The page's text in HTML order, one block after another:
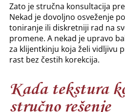
Zato je stručna konsultacija
Nekad je dovoljno osveženje
toniranje ili diskretniji rad na
promene. A nekad je upravo
za klijentkinju koja želi vidljivu
rast bez čestih korekcija.
Kada tekstura
stručno rešenje